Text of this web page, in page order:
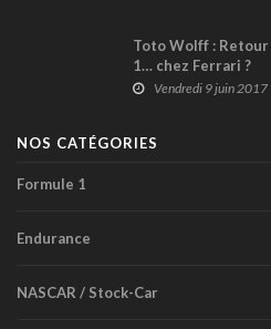
Toto Wolff : Retour
1… chez Ferrari ?
Vendredi 9 juin 2017
NOS CATÉGORIES
Formule 1
Endurance
NASCAR / Stock-Car